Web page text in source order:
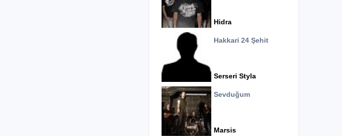
Hidra
Hakkari 24 Şehit
Serseri Styla
Sevduğum
Marsis